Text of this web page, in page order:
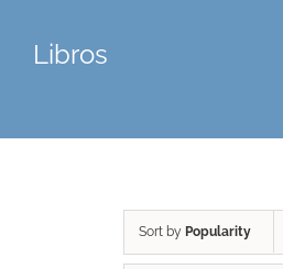
Libros
Sort by Popularity